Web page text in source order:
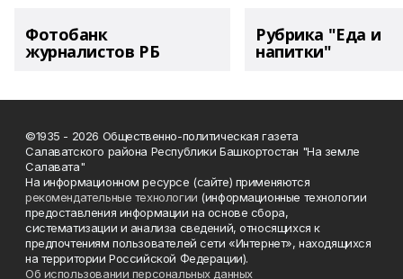
Фотобанк
журналистов РБ
Рубрика "Еда и
напитки"
©1935 - 2026 Общественно-политическая газета
Салаватского района Республики Башкортостан "На земле
Салавата"
На информационном ресурсе (сайте) применяются
рекомендательные технологии (информационные технологии
предоставления информации на основе сбора,
систематизации и анализа сведений, относящихся к
предпочтениям пользователей сети «Интернет», находящихся
на территории Российской Федерации).
Об использовании персональных данных